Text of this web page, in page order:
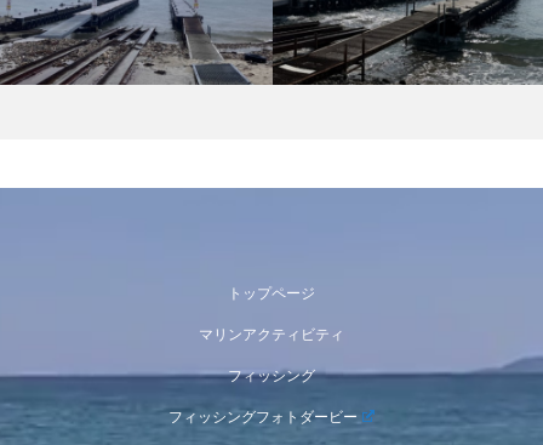
トップページ
マリンアクティビティ
フィッシング
フィッシングフォトダービー